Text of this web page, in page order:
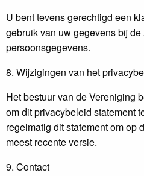
U bent tevens gerechtigd een
gebruik van uw gegevens bij de
persoonsgegevens.
8. Wijzigingen van het
Het bestuur van de Vereniging
om dit privacybeleid statement
regelmatig dit statement om op
meest recente versie.
9. Contact